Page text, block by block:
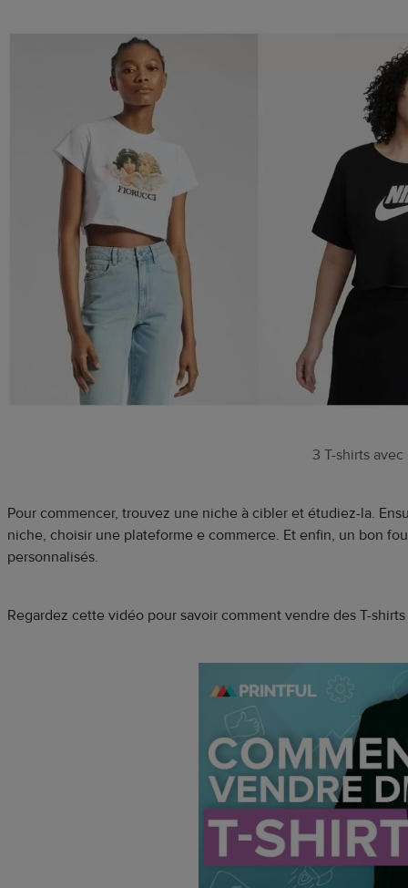
3 T-shirts
Pour commencer, trouvez une niche à cibler et étudiez-la.
niche, choisir une plateforme e commerce. Et enfin, un bon
personnalisés.
Regardez cette vidéo pour savoir comment vendre des T-